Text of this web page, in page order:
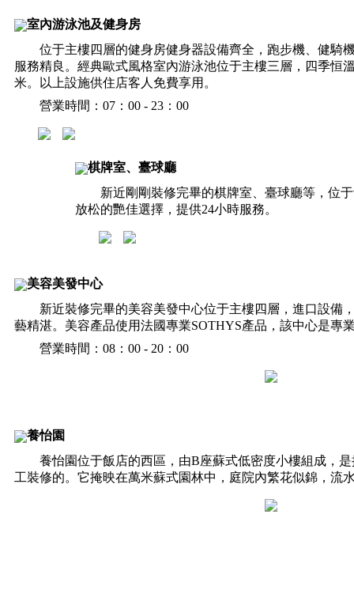
室內游泳池及健身房
位于主樓四層的健身房健身器設備齊全，跑步機、健騎
服務精良。經典歐式風格室內游泳池位于主樓三層，四季恒
米。以上設施供住店客人免費享用。
營業時間：07：00 - 23：00
棋牌室、臺球廳
新近剛剛裝修完畢的棋牌室、臺球廳等，位
放松的艷佳選擇，提供24小時服務。
美容美發中心
新近裝修完畢的美容美發中心位于主樓四層，進口設備
藝精湛。美容產品使用法國專業SOTHYS產品，該中心是專
營業時間：08：00 - 20：00
養怡園
養怡園位于飯店的西區，由B座蘇式低密度小樓組成，
工裝修的。它掩映在萬米蘇式園林中，庭院內繁花似錦，流